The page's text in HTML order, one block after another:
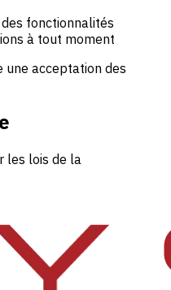
fonctionnalités
à tout moment
une acceptation des
les lois de la